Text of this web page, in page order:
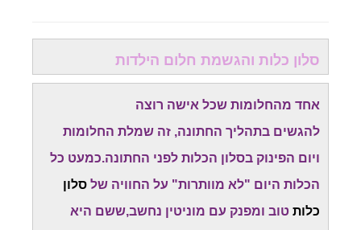
סלון כלות והגשמת חלום הילדות
אחד מהחלומות שכל אישה רוצה
להגשים בתהליך החתונה, זה שמלת החלומות
ויום הפינוק בסלון הכלות לפני החתונה.כמעט כל
הכלות היום "לא מוותרות" על החוויה של סלון
כלות טוב ומפנק עם מוניטין נחשב,ששם היא